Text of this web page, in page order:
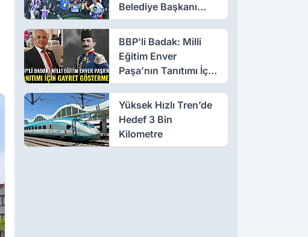
Belediye Başkanı
Olmayın!
BBP’li Badak: Milli
Eğitim Enver
Paşa’nın Tanıtımı İçin
Gayret Göstermeli
Yüksek Hızlı Tren’de
Hedef 3 Bin
Kilometre